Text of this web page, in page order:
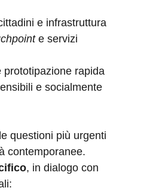
e infrastruttura
e servizi
prototipazione rapida
e socialmente
questioni più urgenti
contemporanee.
, in dialogo con